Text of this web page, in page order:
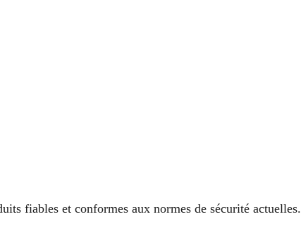
fiables et conformes aux normes de sécurité actuelles.